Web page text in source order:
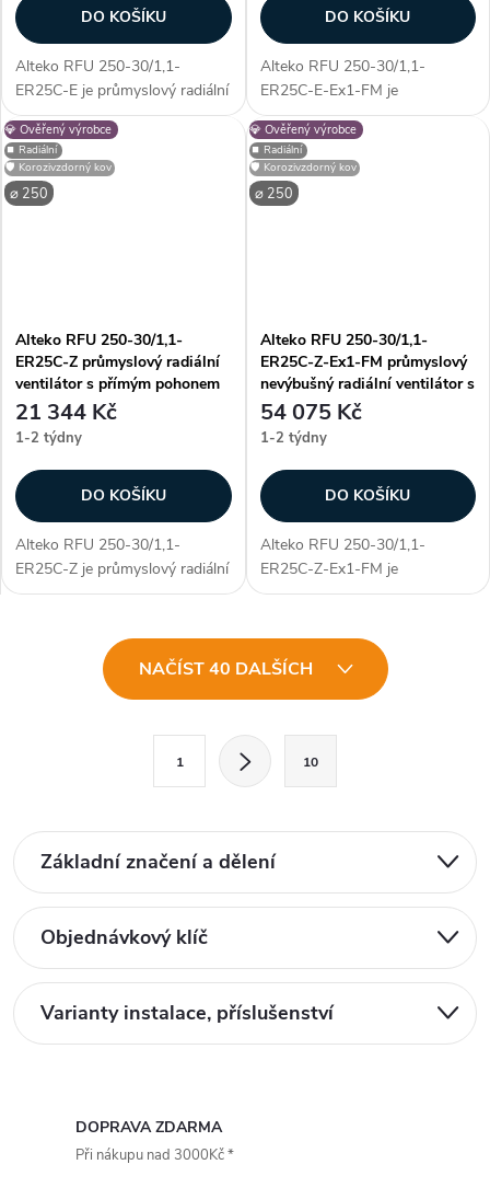
DO KOŠÍKU
Alteko RFU 250-30/1,1-
ER25C-E je průmyslový radiální
ventilátor s přímým pohonem
AC, určený pro profesionální
využití. Vyniká především
unikátností konstrukce - díky...
DO KOŠÍKU
Alteko RFU 250-30/1,1-
ER25C-E-Ex1-FM je
průmyslový nevýbušný radiální
ventilátor s přímým pohonem
AC, určený pro profesionální
využití. Vyniká především
unikátností konstrukce -...
💎 Ověřený výrobce
⌀ 250
⏹️ Radiální
🛡️ Korozivzdorný kov
Alteko RFU 250-30/1,1-
ER25C-Z průmyslový radiální
ventilátor s přímým pohonem
AC
21 344 Kč
1-2 týdny
DO KOŠÍKU
Alteko RFU 250-30/1,1-
ER25C-Z je průmyslový radiální
ventilátor s přímým pohonem
využití. Vyniká především
unikátností konstrukce - díky...
💎 Ověřený výrobce
⌀ 250
⏹️ Radiální
🛡️ Korozivzdorný kov
Alteko RFU 250-30/1,1-
ER25C-Z-Ex1-FM průmyslový
nevýbušný radiální ventilátor s
přímým pohonem AC
54 075 Kč
1-2 týdny
DO KOŠÍKU
Alteko RFU 250-30/1,1-
ER25C-Z-Ex1-FM je
průmyslový nevýbušný radiální
AC, určený pro profesionální
využití. Vyniká především
unikátností konstrukce -...
d
a
c
í
p
NAČÍST 40 DALŠÍCH
á
n
o
v
á
n
1 10
Základní značení a dělení
Objednávkový klíč
Varianty instalace, příslušenství
DOPRAVA ZDARMA
Při nákupu nad 3000Kč *